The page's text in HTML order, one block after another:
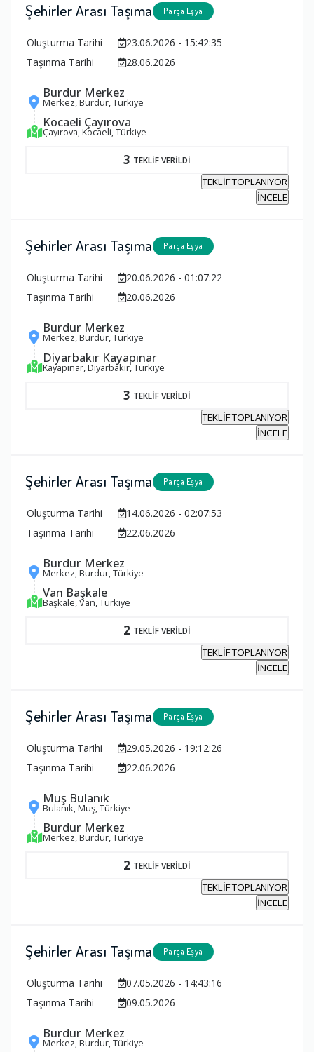
Şehirler Arası Taşıma Parça Eşya
Oluşturma Tarihi
23.06.2026 - 15:42:35
Taşınma Tarihi
28.06.2026
Burdur Merkez
Merkez, Burdur, Türkiye
Kocaeli Çayırova
Çayırova, Kocaeli, Türkiye
3 TEKLİF VERİLDİ
TEKLİF TOPLANIYOR
İNCELE
Şehirler Arası Taşıma Parça Eşya
Oluşturma Tarihi
20.06.2026 - 01:07:22
Taşınma Tarihi
20.06.2026
Burdur Merkez
Merkez, Burdur, Türkiye
Diyarbakır Kayapınar
Kayapınar, Diyarbakır, Türkiye
3 TEKLİF VERİLDİ
TEKLİF TOPLANIYOR
İNCELE
Şehirler Arası Taşıma Parça Eşya
Oluşturma Tarihi
14.06.2026 - 02:07:53
Taşınma Tarihi
22.06.2026
Burdur Merkez
Merkez, Burdur, Türkiye
Van Başkale
Başkale, Van, Türkiye
2 TEKLİF VERİLDİ
TEKLİF TOPLANIYOR
İNCELE
Şehirler Arası Taşıma Parça Eşya
Oluşturma Tarihi
29.05.2026 - 19:12:26
Taşınma Tarihi
22.06.2026
Muş Bulanık
Bulanık, Muş, Türkiye
Burdur Merkez
Merkez, Burdur, Türkiye
2 TEKLİF VERİLDİ
TEKLİF TOPLANIYOR
İNCELE
Şehirler Arası Taşıma Parça Eşya
Oluşturma Tarihi
07.05.2026 - 14:43:16
Taşınma Tarihi
09.05.2026
Burdur Merkez
Merkez, Burdur, Türkiye